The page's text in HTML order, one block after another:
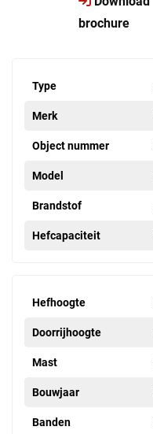
brochure
Type
Merk
Object nummer
Model
Brandstof
Hefcapaciteit
Hefhoogte
Doorrijhoogte
Mast
Bouwjaar
Banden